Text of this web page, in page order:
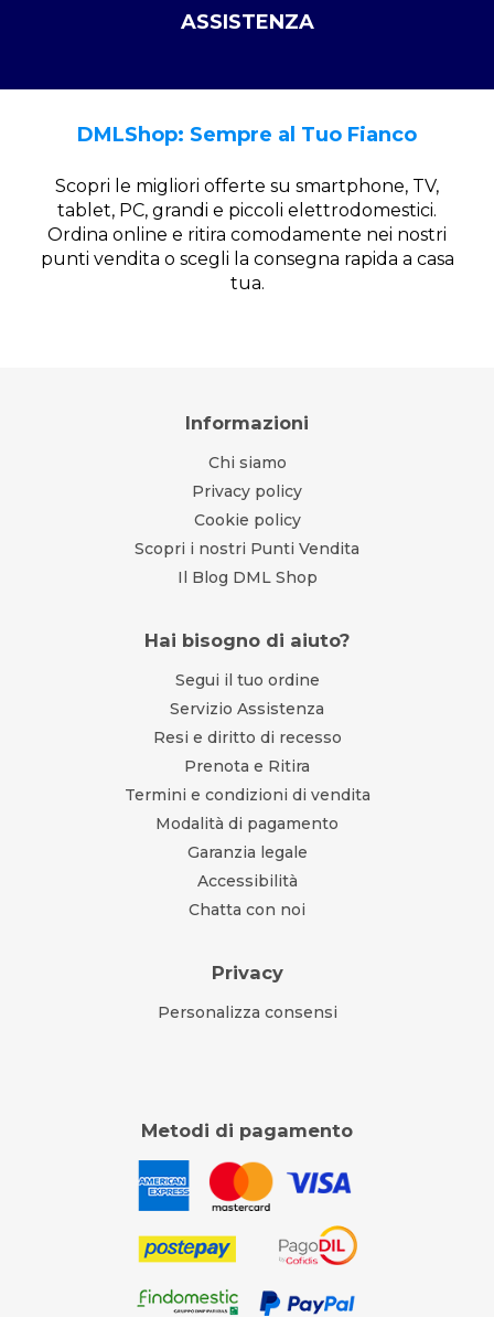
ASSISTENZA
DMLShop: Sempre al Tuo Fianco
Scopri le migliori offerte su smartphone, TV,
tablet, PC, grandi e piccoli elettrodomestici.
Ordina online e ritira comodamente nei nostri
punti vendita o scegli la consegna rapida a casa
tua.
Informazioni
Chi siamo
Privacy policy
Cookie policy
Scopri i nostri Punti Vendita
Il Blog DML Shop
Hai bisogno di aiuto?
Segui il tuo ordine
Servizio Assistenza
Resi e diritto di recesso
Prenota e Ritira
Termini e condizioni di vendita
Modalità di pagamento
Garanzia legale
Accessibilità
Chatta con noi
Privacy
Personalizza consensi
Metodi di pagamento